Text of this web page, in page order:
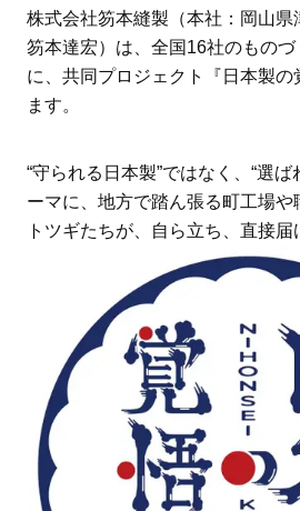
株式会社笏本縫製（本社：岡山
笏本達宏）は、全国16社のもの
に、共同プロジェクト『日本製の
ます。
“守られる日本製”ではなく、“選
ーマに、地方で踏ん張る町工場
トツギたちが、自ら立ち、直接届